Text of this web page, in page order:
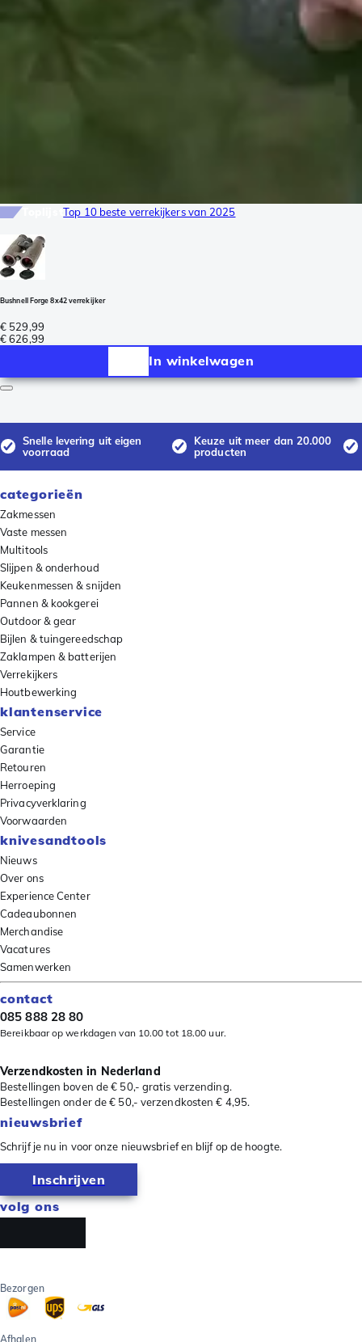
ToplijstTop 10 beste verrekijkers van 2025
Bushnell Forge 8x42 verrekijker
€ 529,99
€ 626,99
In winkelwagen
Snelle levering uit eigen
voorraad
Keuze uit meer dan 20.000
producten
categorieën
Zakmessen
Vaste messen
Multitools
Slijpen & onderhoud
Keukenmessen & snijden
Pannen & kookgerei
Outdoor & gear
Bijlen & tuingereedschap
Zaklampen & batterijen
Verrekijkers
Houtbewerking
klantenservice
Service
Garantie
Retouren
Herroeping
Privacyverklaring
Voorwaarden
knivesandtools
Nieuws
Over ons
Experience Center
Cadeaubonnen
Merchandise
Vacatures
Samenwerken
contact
085 888 28 80
Bereikbaar op werkdagen van 10.00 tot 18.00 uur.
Verzendkosten in Nederland
Bestellingen boven de € 50,- gratis verzending.
Bestellingen onder de € 50,- verzendkosten € 4,95.
nieuwsbrief
Schrijf je nu in voor onze nieuwsbrief en blijf op de hoogte.
Inschrijven
volg ons
Bezorgen
Afhalen